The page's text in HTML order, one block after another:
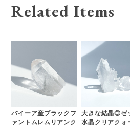
Related Items
バイーア産ブラックフ
ァントムレムリアンク
大きな結晶◎ゼ
水晶クリアクォ